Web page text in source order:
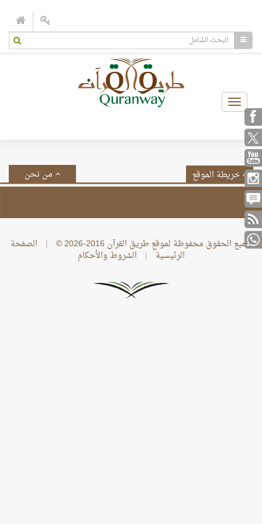
Toggle
navigation
من نحن خريطة الموقع
جميع الحقوق محفوظة لموقع طريق القرآن 2016-2026 © | الصفحة
الرئيسية | الشروط والأحكام